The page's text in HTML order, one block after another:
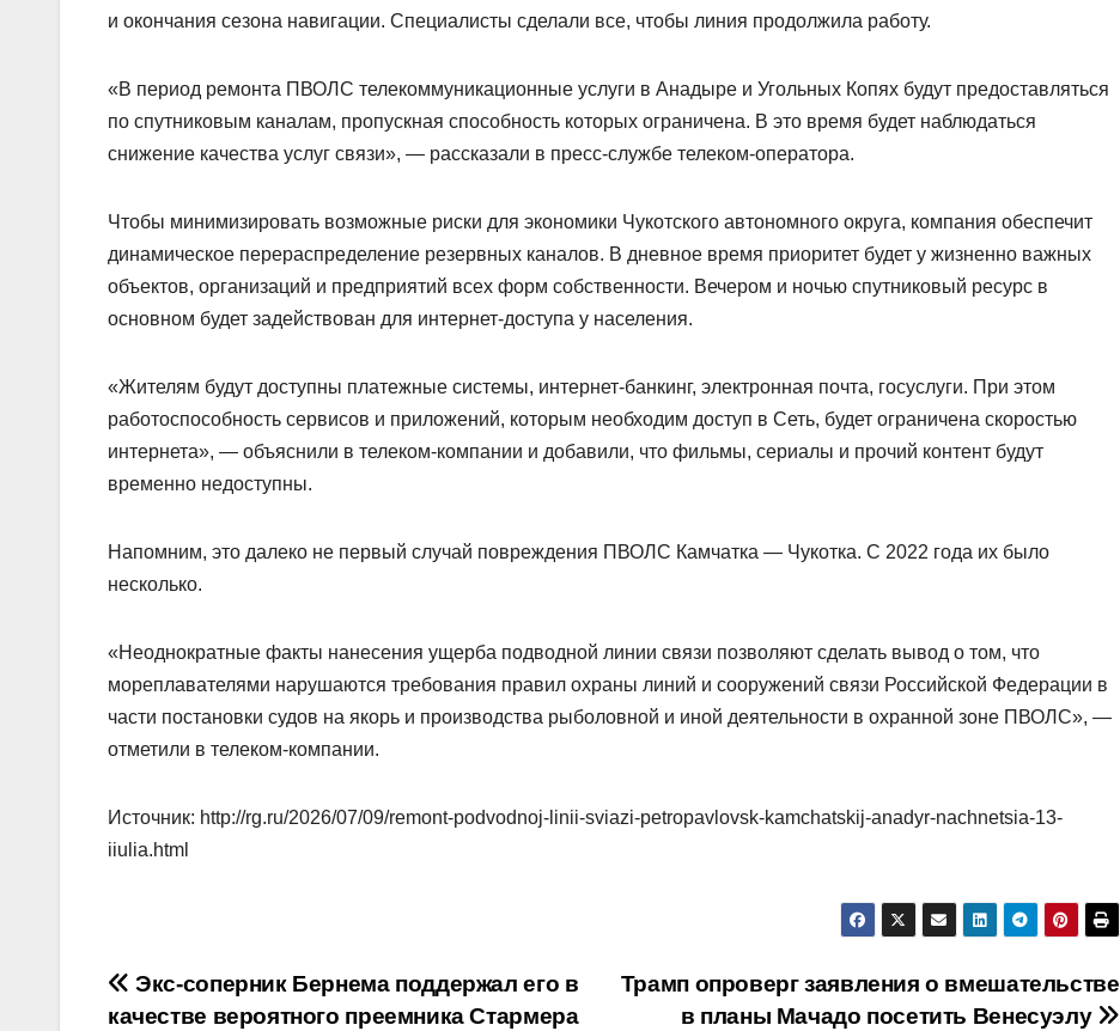
и окончания сезона навигации. Специалисты сделали все, чтобы линия продолжила работу.
«В период ремонта ПВОЛС телекоммуникационные услуги в Анадыре и Угольных Копях будут предоставляться
по спутниковым каналам, пропускная способность которых ограничена. В это время будет наблюдаться
снижение качества услуг связи», — рассказали в пресс-службе телеком-оператора.
Чтобы минимизировать возможные риски для экономики Чукотского автономного округа, компания обеспечит
динамическое перераспределение резервных каналов. В дневное время приоритет будет у жизненно важных
объектов, организаций и предприятий всех форм собственности. Вечером и ночью спутниковый ресурс в
основном будет задействован для интернет-доступа у населения.
«Жителям будут доступны платежные системы, интернет-банкинг, электронная почта, госуслуги. При этом
работоспособность сервисов и приложений, которым необходим доступ в Сеть, будет ограничена скоростью
интернета», — объяснили в телеком-компании и добавили, что фильмы, сериалы и прочий контент будут
временно недоступны.
Напомним, это далеко не первый случай повреждения ПВОЛС Камчатка — Чукотка. С 2022 года их было
несколько.
«Неоднократные факты нанесения ущерба подводной линии связи позволяют сделать вывод о том, что
мореплавателями нарушаются требования правил охраны линий и сооружений связи Российской Федерации в
части постановки судов на якорь и производства рыболовной и иной деятельности в охранной зоне ПВОЛС», —
отметили в телеком-компании.
Источник: http://rg.ru/2026/07/09/remont-podvodnoj-linii-sviazi-petropavlovsk-kamchatskij-anadyr-nachnetsia-13-
iiulia.html
Навигация
Трамп опроверг заявления о вмешательстве
в планы Мачадо посетить Венесуэлу
Экс-соперник Бернема поддержал его в
качестве вероятного преемника Стармера